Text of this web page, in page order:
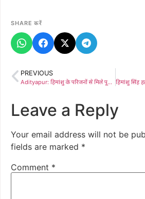
SHARE करें
PREVIOUS
Adityapur: हिमांशु के परिजनों से मिले पूर्व राज्यपाल रघुवर दास; पुलिस की कार्यशैली पर उठाए सवाल, सरकारी नौकरी और दोषियों के घर बुलडोजर चलाने की मांग
Leave a Reply
Your email address will not be
fields are marked *
Comment *